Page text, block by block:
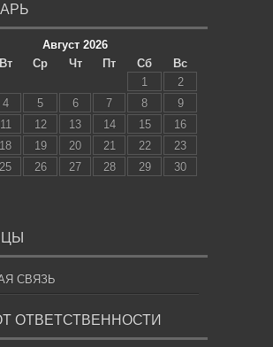
Август 2026
Вт Ср Чт Пт Сб
Вс
1
2
4 5 6 7 8
9
11 12 13 14 15
16
18 19 20 21 22
23
25 26 27 28 29
30
СВЯЗЬ
ОТВЕТСТВЕННОСТИ